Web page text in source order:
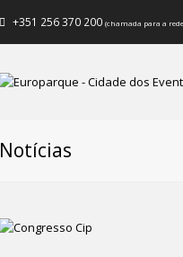
+351 256 370 200 (chamada para a
Notícias